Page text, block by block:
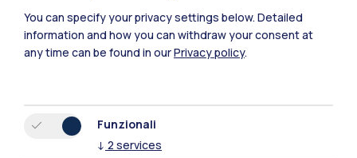
Lecco
Mantova
Xi'an
You can specify your privacy settings below. Detailed
information and how you can withdraw your consent at
any time can be found in ourPrivacy policy.
Funzionali
↓ 2 services